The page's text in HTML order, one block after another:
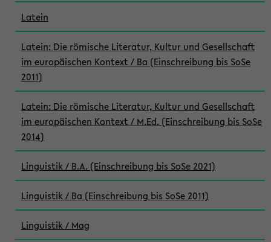
Latein
Latein: Die römische Literatur, Kultur und Gesellschaft
im europäischen Kontext / Ba (Einschreibung bis SoSe
2011)
Latein: Die römische Literatur, Kultur und Gesellschaft
im europäischen Kontext / M.Ed. (Einschreibung bis SoSe
2014)
Linguistik / B.A. (Einschreibung bis SoSe 2021)
Linguistik / Ba (Einschreibung bis SoSe 2011)
Linguistik / Mag